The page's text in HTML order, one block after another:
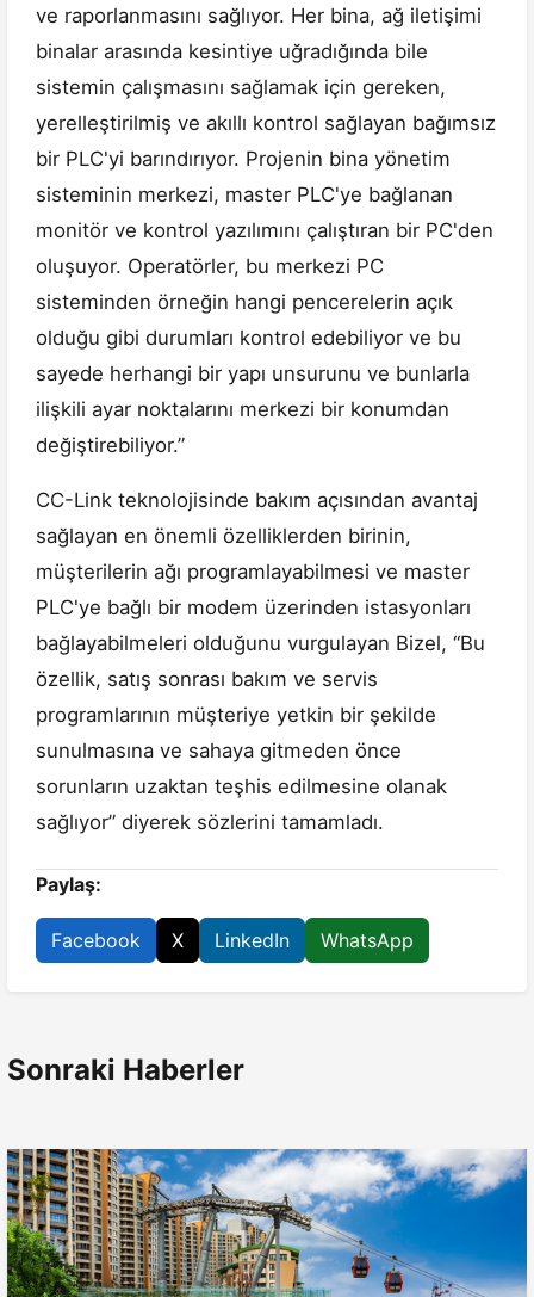
ve raporlanmasını sağlıyor. Her bina, ağ iletişimi
binalar arasında kesintiye uğradığında bile
sistemin çalışmasını sağlamak için gereken,
yerelleştirilmiş ve akıllı kontrol sağlayan bağımsız
bir PLC'yi barındırıyor. Projenin bina yönetim
sisteminin merkezi, master PLC'ye bağlanan
monitör ve kontrol yazılımını çalıştıran bir PC'den
oluşuyor. Operatörler, bu merkezi PC
sisteminden örneğin hangi pencerelerin açık
olduğu gibi durumları kontrol edebiliyor ve bu
sayede herhangi bir yapı unsurunu ve bunlarla
ilişkili ayar noktalarını merkezi bir konumdan
değiştirebiliyor.”
CC-Link teknolojisinde bakım açısından avantaj
sağlayan en önemli özelliklerden birinin,
müşterilerin ağı programlayabilmesi ve master
PLC'ye bağlı bir modem üzerinden istasyonları
bağlayabilmeleri olduğunu vurgulayan Bizel, “Bu
özellik, satış sonrası bakım ve servis
programlarının müşteriye yetkin bir şekilde
sunulmasına ve sahaya gitmeden önce
sorunların uzaktan teşhis edilmesine olanak
sağlıyor” diyerek sözlerini tamamladı.
Paylaş:
Facebook X LinkedIn WhatsApp
Sonraki Haberler